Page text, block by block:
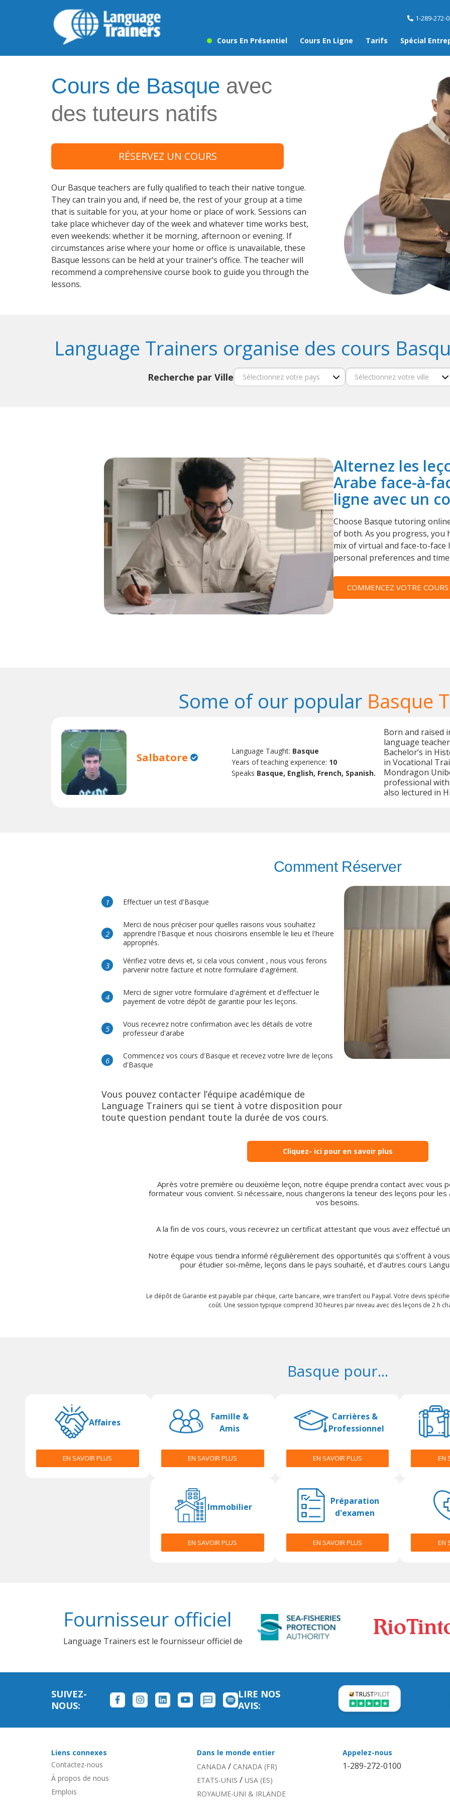
1-289-272-
Cours En Présentiel Cours En Ligne Tarifs Spécial
Cours de Basque avec
des tuteurs natifs
RÉSERVEZ UN COURS
Our Basque teachers are fully qualified to teach their native tongue.
They can train you and, if need be, the rest of your group at a time
that is suitable for you, at your home or place of work. Sessions can
take place whichever day of the week and whatever time works best,
even weekends: whether it be morning, afternoon or evening. If
circumstances arise where your home or office is unavailable, these
Basque lessons can be held at your trainer’s office. The teacher will
recommend a comprehensive course book to guide you through the
lessons.
Language Trainers organise des cours
Recherche par Ville
Alternez les
Arabe face-à-
ligne avec un
Choose Basque tutoring
of both. As you progress, you
mix of virtual and face-to-
personal preferences and
COMMENCEZ VOTRE
Some of our popular Basque
Salbatore Language Taught: Basque
Years of teaching experience: 10
Speaks Basque, English, French, Spanish.
Born and raised
language
Bachelor’s in
in Vocational
Mondragon
professional
also lectured in
Comment Réserver
Effectuer un test d'Basque
Merci de nous préciser pour quelles raisons vous souhaitez
apprendre l'Basque et nous choisirons ensemble le lieu et l'heure
appropriés.
Vérifiez votre devis et, si cela vous convient , nous vous ferons
parvenir notre facture et notre formulaire d'agrément.
Merci de signer votre formulaire d'agrément et d'effectuer le
payement de votre dépôt de garantie pour les leçons.
Vous recevrez notre confirmation avec les détails de votre
professeur d'arabe
Commencez vos cours d'Basque et recevez votre livre de leçons
d'Basque
Vous pouvez contacter l’équipe académique de
Language Trainers qui se tient à votre disposition pour
toute question pendant toute la durée de vos cours.
Cliquez- ici pour en savoir plus
Après votre première ou deuxième leçon, notre équipe prendra contact avec vous
formateur vous convient. Si nécessaire, nous changerons la teneur des leçons pour
vos besoins.
A la fin de vos cours, vous recevrez un certificat attestant que vous avez effectué
Notre équipe vous tiendra informé régulièrement des opportunités qui s'offrent à
pour étudier soi-même, leçons dans le pays souhaité, et d'autres cours
Le dépôt de Garantie est payable par chèque, carte bancaire, wire transfert ou Paypal. Votre devis
coût. Une session typique comprend 30 heures par niveau avec des leçons de 2 h
Basque pour...
Affaires
EN SAVOIR PLUS
Famille &
Amis
EN SAVOIR PLUS
Carrières &
Professionnel
EN SAVOIR PLUS EN
Immobilier
EN SAVOIR PLUS
Préparation
d'examen
EN SAVOIR PLUS EN
Fournisseur officiel
Language Trainers est le fournisseur officiel de
SUIVEZ-
NOUS:
LIRE NOS
AVIS:
Liens connexes
Contactez-nous
À propos de nous
Emplois
Dans le monde entier
CANADA / CANADA (FR)
ETATS-UNIS / USA (ES)
ROYAUME-UNI & IRLANDE
Appelez-nous
1-289-272-0100